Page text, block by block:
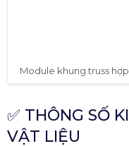
VẬT LIỆU
3838 lượt xem